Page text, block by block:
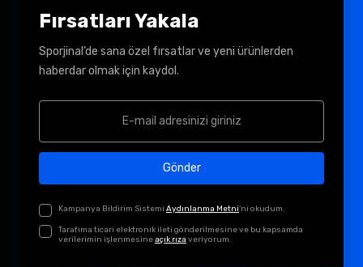
Fırsatları Yakala
Sporjinal’de sana özel fırsatlar ve yeni ürünlerden
haberdar olmak için kaydol.
Gönder
Kampanya Bildirim Sistemi Aydınlanma Metni'ni okudum.
Tarafıma ticari elektronik ileti gönderilmesine ve bu kapsamda
verilerimin işlenmesineaçık rıza veriyorum.